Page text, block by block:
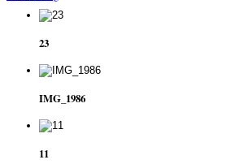
23
IMG_1986
11